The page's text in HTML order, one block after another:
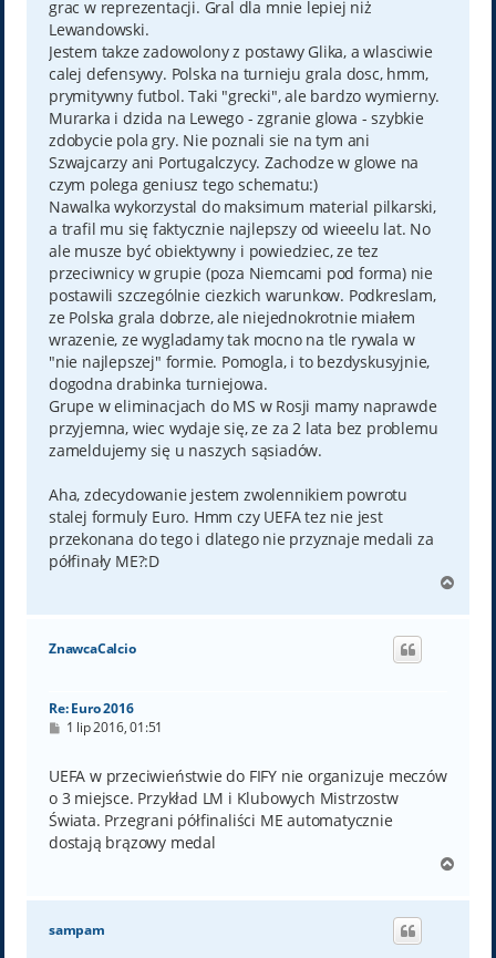
grac w reprezentacji. Gral dla mnie lepiej niż
Lewandowski.
Jestem takze zadowolony z postawy Glika, a wlasciwie
calej defensywy. Polska na turnieju grala dosc, hmm,
prymitywny futbol. Taki "grecki", ale bardzo wymierny.
Murarka i dzida na Lewego - zgranie glowa - szybkie
zdobycie pola gry. Nie poznali sie na tym ani
Szwajcarzy ani Portugalczycy. Zachodze w glowe na
czym polega geniusz tego schematu:)
Nawalka wykorzystal do maksimum material pilkarski,
a trafil mu się faktycznie najlepszy od wieeelu lat. No
ale musze być obiektywny i powiedziec, ze tez
przeciwnicy w grupie (poza Niemcami pod forma) nie
postawili szczególnie ciezkich warunkow. Podkreslam,
ze Polska grala dobrze, ale niejednokrotnie miałem
wrazenie, ze wygladamy tak mocno na tle rywala w
"nie najlepszej" formie. Pomogla, i to bezdyskusyjnie,
dogodna drabinka turniejowa.
Grupe w eliminacjach do MS w Rosji mamy naprawde
przyjemna, wiec wydaje się, ze za 2 lata bez problemu
zameldujemy się u naszych sąsiadów.
Aha, zdecydowanie jestem zwolennikiem powrotu
stalej formuly Euro. Hmm czy UEFA tez nie jest
przekonana do tego i dlatego nie przyznaje medali za
półfinały ME?:D
g
ZnawcaCalcio
Re: Euro 2016
P
t
1 lip 2016, 01:51
UEFA w przeciwieństwie do FIFY nie organizuje meczów
o 3 miejsce. Przykład LM i Klubowych Mistrzostw
Świata. Przegrani półfinaliści ME automatycznie
dostają brązowy medal
g
sampam